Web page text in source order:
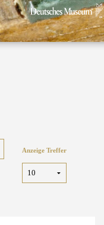
Anzeige Treffer